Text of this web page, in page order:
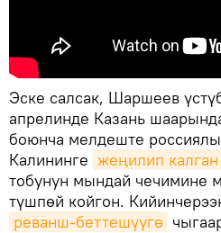
Эске салсак, Шаршеев
апрелинде Казань
боюнча мелдеште
Калининге жеңилип калган
тобунун мындай чечимине
түшпөй койгон.
реванш-беттешүүгө